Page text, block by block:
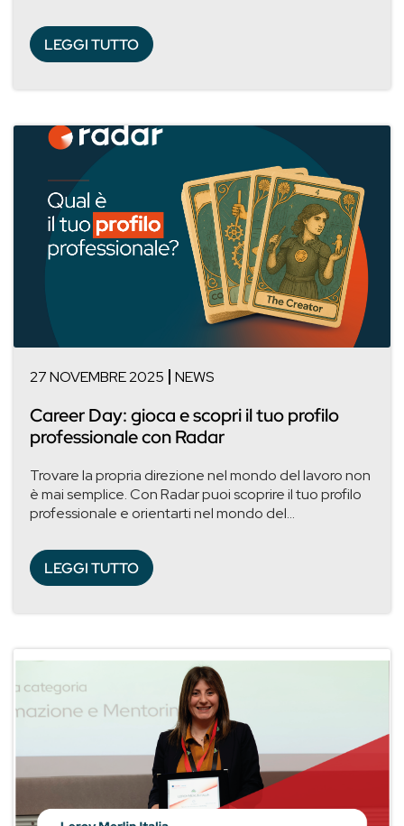
LEGGI TUTTO
27 NOVEMBRE 2025 NEWS
Career Day: gioca e scopri il tuo profilo
professionale con Radar
Trovare la propria direzione nel mondo del lavoro non
è mai semplice. Con Radar puoi scoprire il tuo profilo
professionale e orientarti nel mondo del...
LEGGI TUTTO